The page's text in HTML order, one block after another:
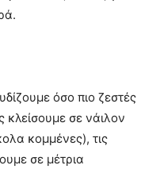
όσο πιο ζεστές
κλείσουμε σε νάιλον
κομμένες), τις
σε μέτρια